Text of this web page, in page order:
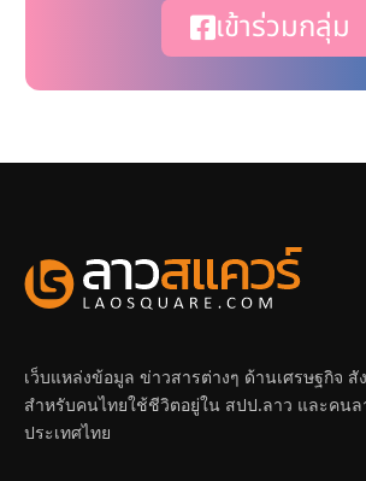
เข้าร่วมกลุ่ม
เว็บแหล่งข้อมูล ข่าวสารต่างๆ ด้านเศรษฐกิจ
สำหรับคนไทยใช้ชีวิตอยู่ใน สปป.ลาว และคนล
ประเทศไทย